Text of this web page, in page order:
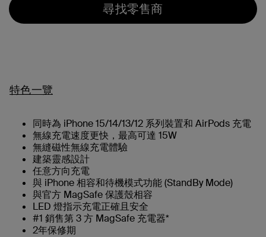
尋找零售商
特色一覽
同時為 iPhone 15/14/13/12 系列裝置和 AirPods 充電
無線充電速度更快，最高可達 15W
無縫磁性無線充電體驗
建築靈感設計
任意方向充電
與 iPhone 相容和待機模式功能 (StandBy Mode)
與官方 MagSafe 保護殼相容
LED 燈指示充電正確且安全
#1 銷售第 3 方 MagSafe 充電器*
2年保修期